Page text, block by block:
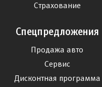
Страхование
Спецпредложения
Продажа авто
Сервис
Дисконтная программа